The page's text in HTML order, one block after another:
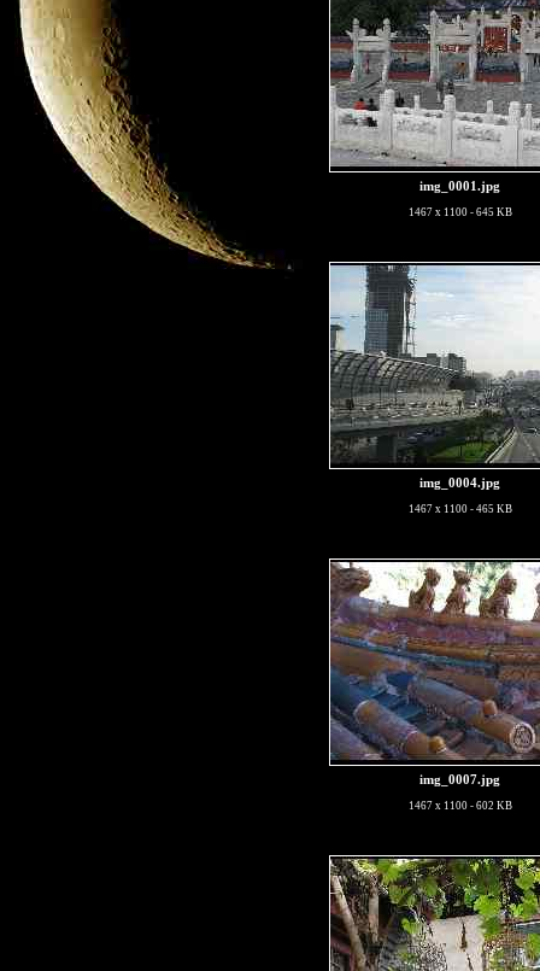
img_0001.jpg
1467 x 1100 - 645 KB
img_0004.jpg
1467 x 1100 - 465 KB
img_0007.jpg
1467 x 1100 - 602 KB